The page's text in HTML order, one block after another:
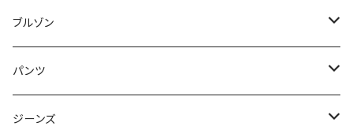
50/XL～
48/L
50/XL～
46/M
48/L
50/XL～
～44/S
46/M
48/L
ブルゾン
～44/S
46/M
パンツ
～44/S
ジーンズ